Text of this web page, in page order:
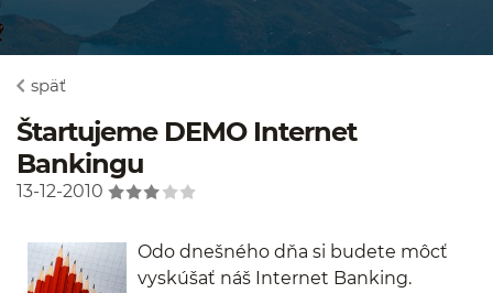
späť
Štartujeme DEMO Internet
Bankingu
13-12-2010
Odo dnešného dňa si budete môcť
vyskúšať náš Internet Banking.